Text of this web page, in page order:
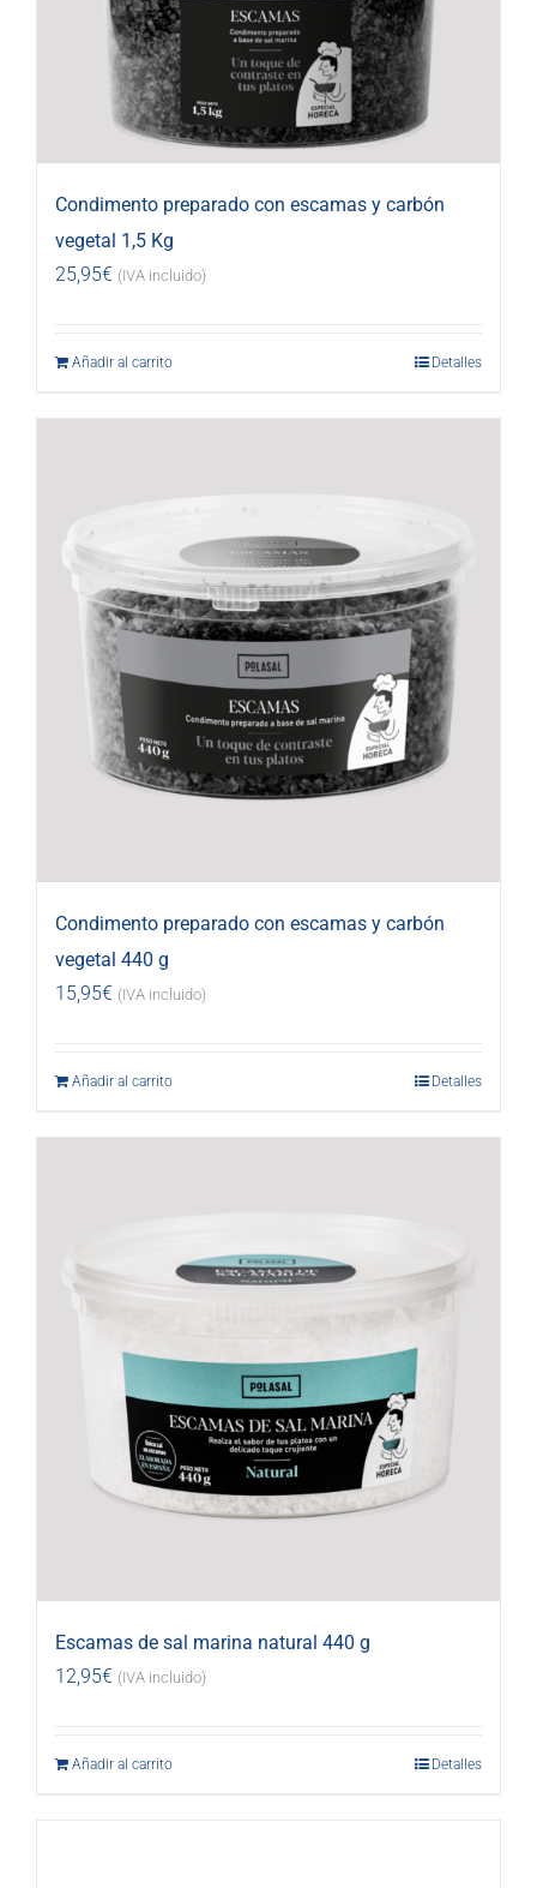
Condimento preparado con escamas y carbón
vegetal 1,5 Kg
25,95€ (IVA incluido)
Añadir al carrito Detalles
Condimento preparado con escamas y carbón
vegetal 440 g
15,95€ (IVA incluido)
Añadir al carrito Detalles
Escamas de sal marina natural 440 g
12,95€ (IVA incluido)
Añadir al carrito Detalles